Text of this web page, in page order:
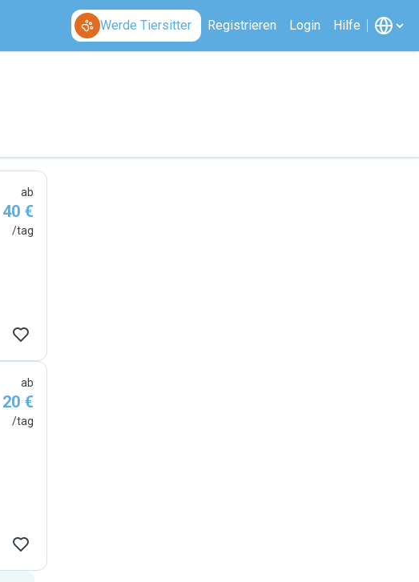
Werde Tiersitter Registrieren Login Hilfe
ab
40 €
/tag
ab
20 €
/tag